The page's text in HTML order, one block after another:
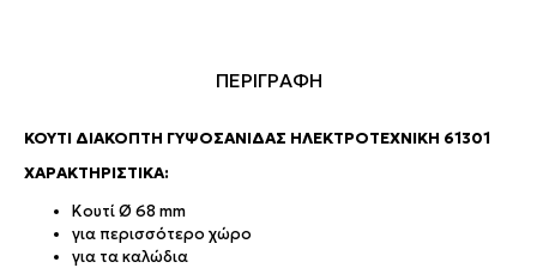
ΠΕΡΙΓΡΑΦΗ
ΚΟΥΤΊ ΔΙΑΚΌΠΤΗ ΓΥΨΟΣΑΝΊΔΑΣ ΗΛΕΚΤΡΟΤΕΧΝΙΚΗ 61301
ΧΑΡΑΚΤΗΡΙΣΤΙΚΆ:
Κουτί Ø 68 mm
για περισσότερο χώρο
για τα καλώδια